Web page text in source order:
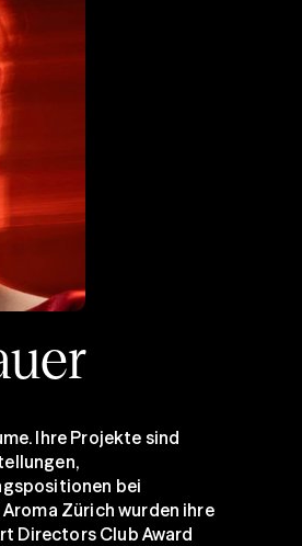
Ihre Projekte sind
bei
Zürich wurden ihre
Directors Club Award